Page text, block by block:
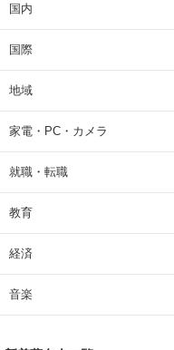
国内
国際
地域
家電・PC・カメラ
就職・転職
教育
経済
音楽